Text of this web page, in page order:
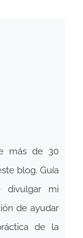
más de 30
blog. Guía
divulgar mi
de ayudar
de la